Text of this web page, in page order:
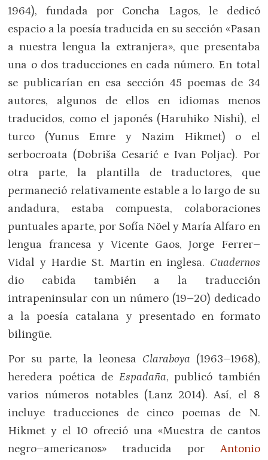
1964), fundada por Concha Lagos, le dedicó
espacio a la poesía traducida en su sección «Pasan
a nuestra lengua la extranjera», que presentaba
una o dos traducciones en cada número. En total
se publicarían en esa sección 45 poemas de 34
autores, algunos de ellos en idiomas menos
traducidos, como el japonés (Haruhiko Nishi), el
turco (Yunus Emre y Nazim Hikmet) o el
serbocroata (Dobriša Cesarić e Ivan Poljac). Por
otra parte, la plantilla de traductores, que
permaneció relativamente estable a lo largo de su
andadura, estaba compuesta, colaboraciones
puntuales aparte, por Sofía Nöel y María Alfaro en
lengua francesa y Vicente Gaos, Jorge Ferrer–
Vidal y Hardie St. Martin en inglesa. Cuadernos
dio cabida también a la traducción
intrapeninsular con un número (19–20) dedicado
a la poesía catalana y presentado en formato
bilingüe.
Por su parte, la leonesa Claraboya (1963–1968),
heredera poética de Espadaña, publicó también
varios números notables (Lanz 2014). Así, el 8
incluye traducciones de cinco poemas de N.
Hikmet y el 10 ofreció una «Muestra de cantos
negro–americanos» traducida por Antonio